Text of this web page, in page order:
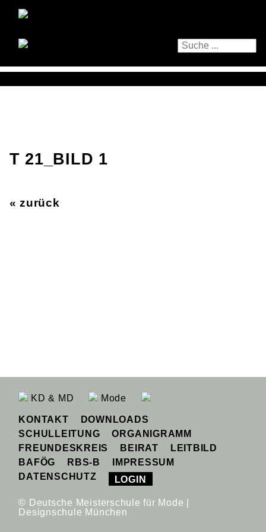
T 21_BILD 1
« zurück
KD & MD Mode
KONTAKT
DOWNLOADS
SCHULLEITUNG
ORGANIGRAMM
FREUNDESKREIS
BEIRAT
LEITBILD
BAFÖG
RBS-B
IMPRESSUM
DATENSCHUTZ
LOGIN
© Deutsche Meisterschule für Mode |
Designschule München